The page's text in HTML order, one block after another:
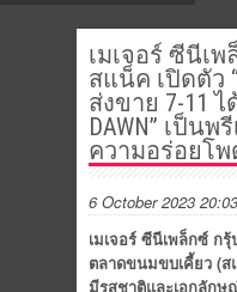
เมเจอร์ ซีนีเ
สแน็ค เปิดตัว
ส่งขาย 7-11 ไ
DAWN” เป็น
ความอร่อยโ
6 October 2023 20:03
เมเจอร์ ซีนีเพล็กซ์ กรุ้
ตลาดขนมขบเคี้ยว (
มีรสชาติและเอกลัก